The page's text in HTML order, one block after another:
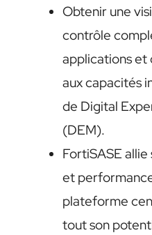
Obtenir une
contrôle
applications et
aux capacités
de Digital
(DEM).
FortiSASE
et
plateforme
tout son